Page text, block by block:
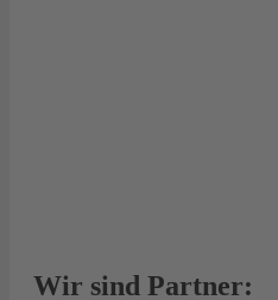
Wir sind Partner: